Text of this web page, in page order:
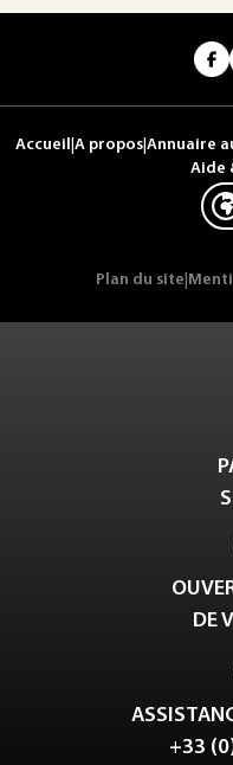
Accueil A propos Annuaire
Aide
Plan du site
DE
+33